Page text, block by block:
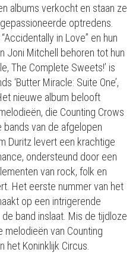
albums verkocht en staan ze
optredens.
in Love” en hun
Joni Mitchell behoren tot hun
The Complete Sweets!’ is
‘Butter Miracle: Suite One’,
nieuwe album belooft
die Counting Crows
van de afgelopen
Duritz levert een krachtige
ondersteund door een
van rock, folk en
Het eerste nummer van het
op een intrigerende
band inslaat. Mis de tijdloze
melodieën van Counting
Koninklijk Circus.